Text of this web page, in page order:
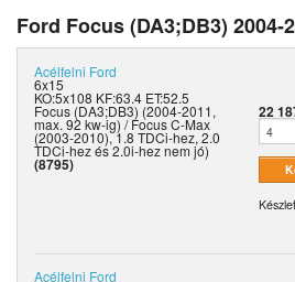
Ford Focus (DA3;DB3) 2004-
Acélfelni Ford
6x15
KO:5x108 KF:63.4 ET:52.5
Focus (DA3;DB3) (2004-2011,
max. 92 kw-ig) / Focus C-Max
(2003-2010), 1.8 TDCi-hez, 2.0
TDCi-hez és 2.0i-hez nem jó)
(8795)
22
Acélfelni Ford